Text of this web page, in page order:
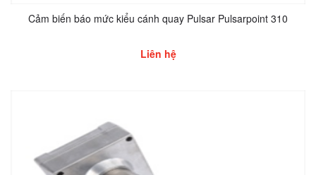
Cảm biến báo mức kiểu cánh quay Pulsar Pulsarpoint 310
Liên hệ